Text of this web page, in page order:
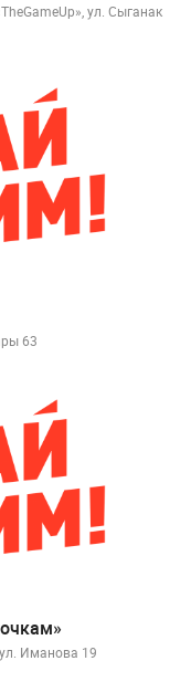
ул. Сыганак
63
Иманова 19